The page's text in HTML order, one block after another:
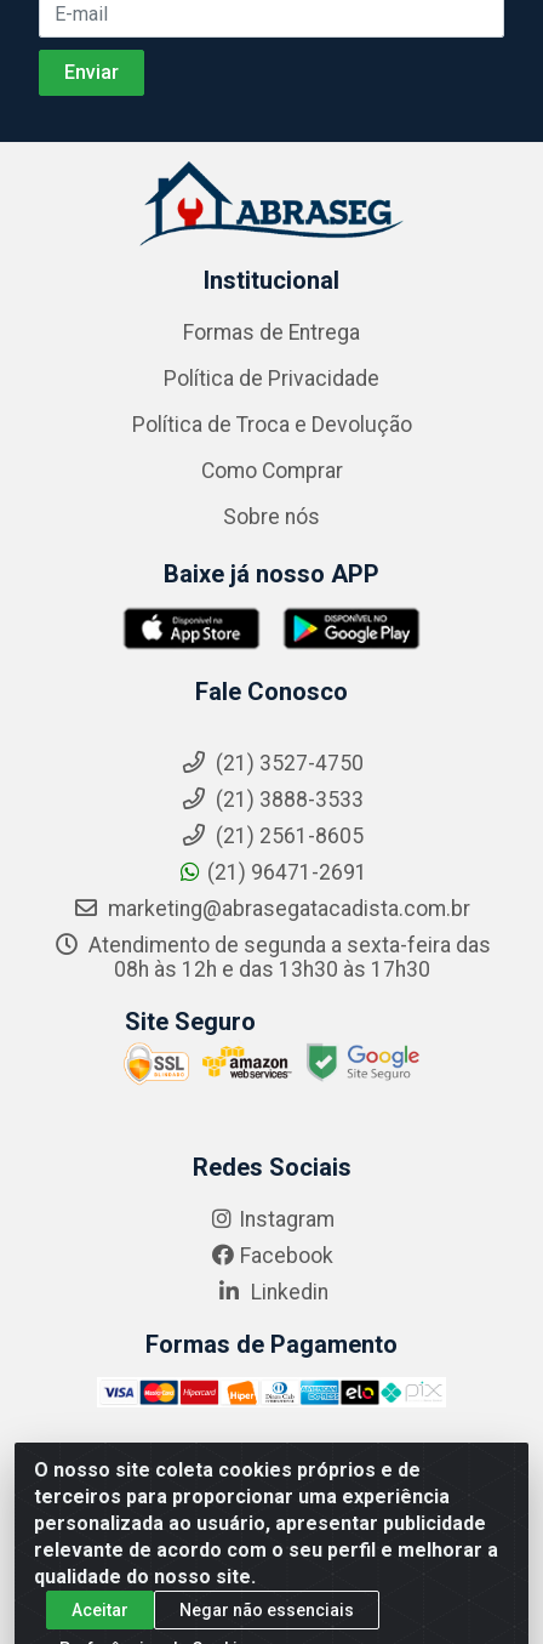
O nosso site coleta cookies próprios e de
terceiros para proporcionar uma experiência
personalizada ao usuário, apresentar publicidade
relevante de acordo com o seu perfil e melhorar a
qualidade do nosso site.
Aceitar
Negar não essenciais
Institucional
Formas de Entrega
Política de Privacidade
Política de Troca e Devolução
Como Comprar
Sobre nós
Baixe já nosso APP
Fale Conosco
(21) 3527-4750
(21) 3888-3533
(21) 2561-8605
(21) 96471-2691
marketing@abrasegatacadista.com.br
Atendimento de segunda a sexta-feira das
08h às 12h e das 13h30 às 17h30
Site Seguro
Redes Sociais
Instagram
Facebook
Linkedin
Formas de Pagamento
ABRASEG COMÉRCIO ATACADISTA LTDA - CNPJ:
10.894.768/0001-00 - Avenida Lobo Júnior, 1045 -
Penha Circular - Rio de Janeiro - RJ - CEP 21020-124